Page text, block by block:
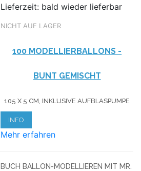
Lieferzeit: bald wieder lieferbar
NICHT AUF LAGER
100 MODELLIERBALLONS -
BUNT GEMISCHT
105 X 5 CM, INKLUSIVE AUFBLASPUMPE
INFO
Mehr erfahren
BUCH BALLON-MODELLIEREN MIT MR.